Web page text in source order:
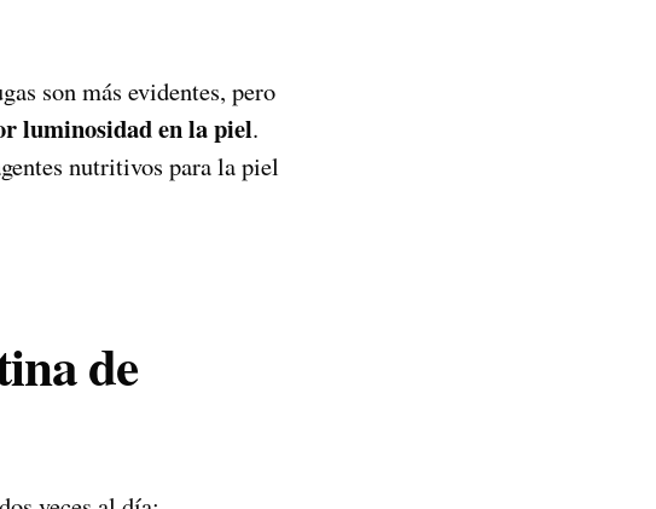
son más evidentes, pero
luminosidad en la piel.
nutritivos para la piel
de